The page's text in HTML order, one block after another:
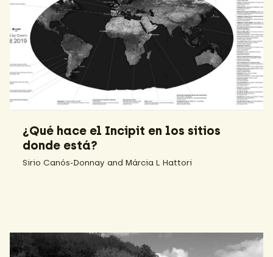
¿Qué hace el Incipit en los sitios
donde está?
Sirio Canós-Donnay and Márcia L Hattori